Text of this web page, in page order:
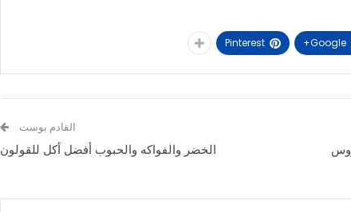
Google+
Pinterest
القادم بوست
الخضر والفواكه والحبوب أفضل أكل للقولون